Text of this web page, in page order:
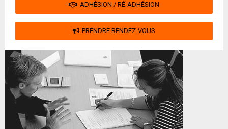
ADHÉSION / RÉ-ADHÉSION
PRENDRE RENDEZ-VOUS